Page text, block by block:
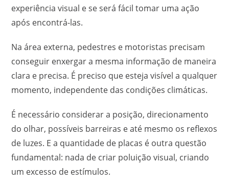
experiência visual e se será fácil tomar uma ação
após encontrá-las.
Na área externa, pedestres e motoristas precisam
conseguir enxergar a mesma informação de maneira
clara e precisa. É preciso que esteja visível a qualquer
momento, independente das condições climáticas.
É necessário considerar a posição, direcionamento
do olhar, possíveis barreiras e até mesmo os reflexos
de luzes. E a quantidade de placas é outra questão
fundamental: nada de criar poluição visual, criando
um excesso de estímulos.